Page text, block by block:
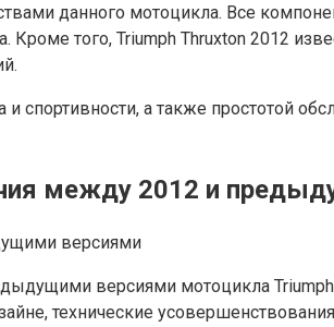
данного мотоцикла. Все
того, Triumph Thruxton 2012
спортивности, а также простотой
между 2012 и
версиями мотоцикла
технические